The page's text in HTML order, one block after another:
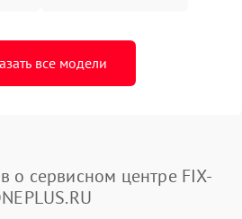
все модели
о сервисном центре FIX-